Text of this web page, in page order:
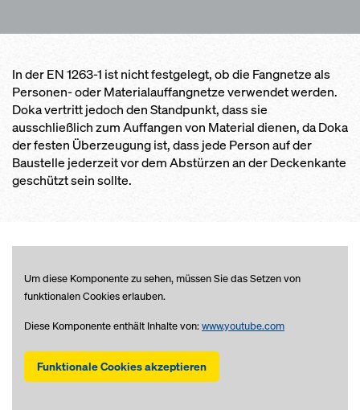
In der EN 1263-1 ist nicht festgelegt, ob die Fangnetze als
Personen- oder Materialauffangnetze verwendet werden.
Doka vertritt jedoch den Standpunkt, dass sie
ausschließlich zum Auffangen von Material dienen, da Doka
der festen Überzeugung ist, dass jede Person auf der
Baustelle jederzeit vor dem Abstürzen an der Deckenkante
geschützt sein sollte.
Um diese Komponente zu sehen, müssen Sie das Setzen von
funktionalen Cookies erlauben.
Diese Komponente enthält Inhalte von:www.youtube.com
Funktionale Cookies akzeptieren